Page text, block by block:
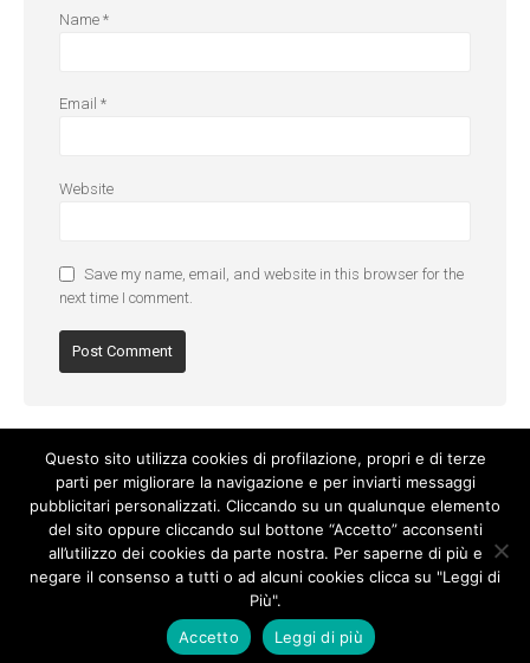
Name *
Email *
Website
Save my name, email, and website in this browser for the
next time I comment.
Privacy Policy
© Copyright 2017. All Rights Reserved.
Questo sito utilizza cookies di profilazione, propri e di terze
parti per migliorare la navigazione e per inviarti messaggi
pubblicitari personalizzati. Cliccando su un qualunque elemento
del sito oppure cliccando sul bottone “Accetto” acconsenti
all’utilizzo dei cookies da parte nostra. Per saperne di più e
negare il consenso a tutti o ad alcuni cookies clicca su "Leggi di
Più".
Accetto
Leggi di più